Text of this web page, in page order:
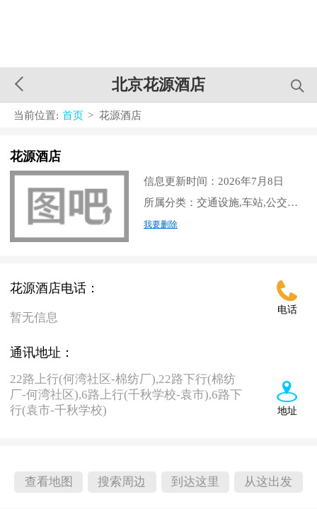
北京花源酒店
当前位置: 首页 > 花源酒店
花源酒店
信息更新时间：2026年7月8日
所属分类：交通设施,车站,公交车站
我要删除
电话
花源酒店电话：
暂无信息
地址
通讯地址：
22路上行(何湾社区-棉纺厂),22路下行(棉纺
厂-何湾社区),6路上行(千秋学校-袁市),6路下
行(袁市-千秋学校)
查看地图 搜索周边 到达这里 从这出发